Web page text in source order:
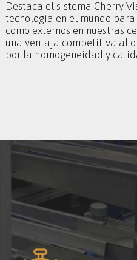
Destaca el sistema Cherry
tecnología en el mundo
como externos en nuestras
una ventaja competitiva al
por la homogeneidad y